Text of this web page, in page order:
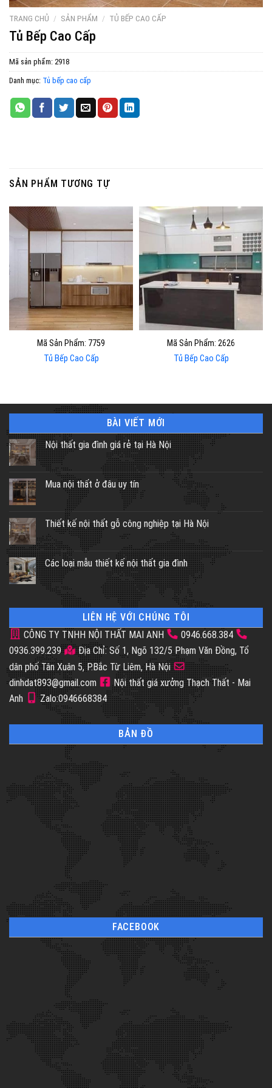
TRANG CHỦ / SẢN PHẨM / TỦ BẾP CAO CẤP
Tủ Bếp Cao Cấp
Mã sản phẩm: 2918
Danh mục: Tủ bếp cao cấp
SẢN PHẨM TƯƠNG TỰ
Mã Sản Phẩm: 7759
Tủ Bếp Cao Cấp
Mã Sản Phẩm: 2626
Tủ Bếp Cao Cấp
BÀI VIẾT MỚI
Nội thất gia đình giá rẻ tại Hà Nội
Mua nội thất ở đâu uy tín
Thiết kế nội thất gỗ công nghiệp tại Hà Nội
Các loại mẫu thiết kế nội thất gia đình
LIÊN HỆ VỚI CHÚNG TÔI
CÔNG TY TNHH NỘI THẤT MAI ANH
0946.668.384
0936.399.239
Địa Chỉ: Số 1, Ngõ 132/5 Phạm Văn Đồng, Tổ
dân phố Tân Xuân 5, P.Bắc Từ Liêm, Hà Nội
dinhdat893@gmail.com
Nội thất giá xưởng Thạch Thất - Mai
Anh
Zalo:0946668384
BẢN ĐỒ
FACEBOOK